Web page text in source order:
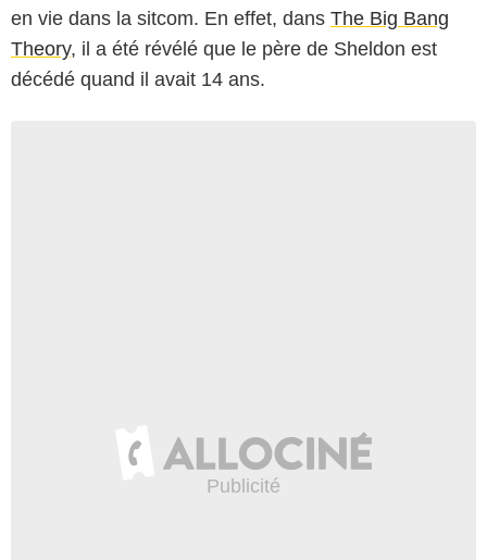
en vie dans la sitcom. En effet, dans The Big Bang
Theory, il a été révélé que le père de Sheldon est
décédé quand il avait 14 ans.